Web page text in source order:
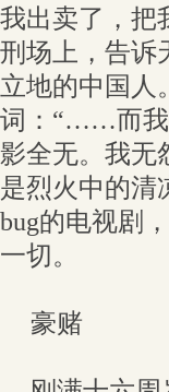
我出卖了，把
刑场上，告诉
立地的中国人
词：“……而我
影全无。我无
是烈火中的清
bug的电视剧
一切。
豪赌